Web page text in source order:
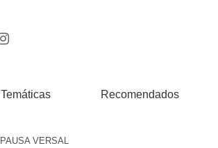
Temáticas Recomendados
PAUSA VERSAL